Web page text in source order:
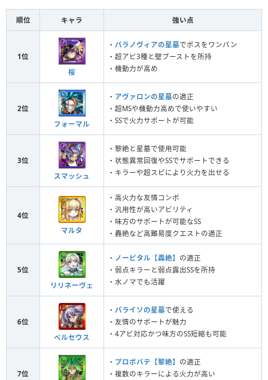
順位 キャラ 強い点
1位
桜
・ パラノヴィアの星墓でボスをワンパン
・超アビ3種と壁ブーストを所持
・機動力が高め
2位
フォーマル
・ アヴァロンの星墓の適正
・超MSや機動力高めで使いやすい
・SSで火力サポートが可能
3位
スマッシュ
・黎絶と星墓で使用可能
・状態異常回復やSSでサポートできる
・キラーや超スピにより火力を出せる
4位
マルタ
・高火力な友情コンボ
・汎用性が高いアビリティ
・味方のサポートが可能なSS
・轟絶など高難易度クエストの適正
5位
リリネーヴェ
・ ノーピタル【轟絶】 の適正
・弱点キラーと弱点露出SSを所持
・水ノマでも活躍
6位
ペルセウス
・ パライソの星墓で使える
・友情のサポートが魅力
・4アビ対応かつ味方のSS短縮も可能
7位
・ プロポバテ【黎絶】 の適正
・複数のキラーによる火力が高い